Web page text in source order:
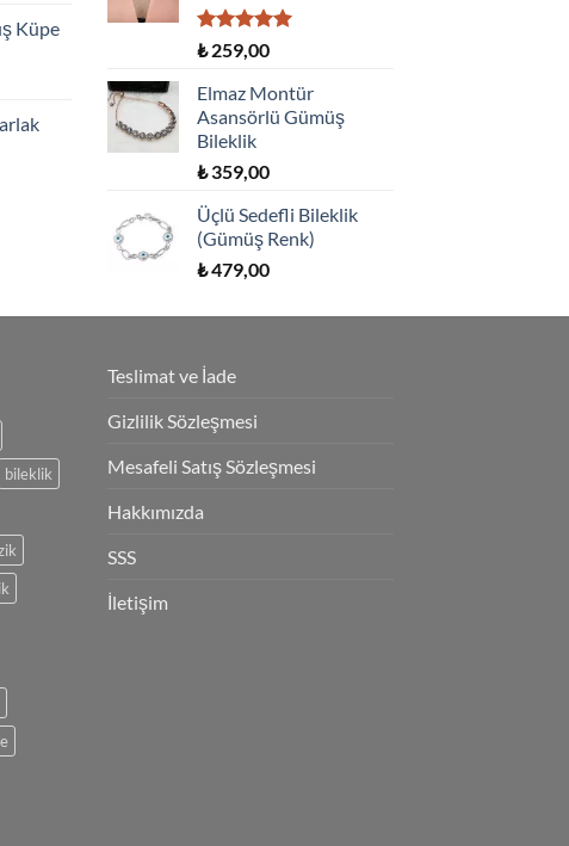
Küpe
5 üzerinden
oy
aldı
₺259,00
Elmaz Montür
Asansörlü Gümüş
Bileklik
₺359,00
Üçlü Sedefli Bileklik
(Gümüş Renk)
₺479,00
bileklik
Teslimat ve İade
Gizlilik Sözleşmesi
Mesafeli Satış Sözleşmesi
Hakkımızda
SSS
İletişim